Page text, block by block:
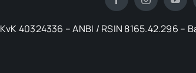
KvK 40324336 – ANBI / RSIN 8165.42.296 –